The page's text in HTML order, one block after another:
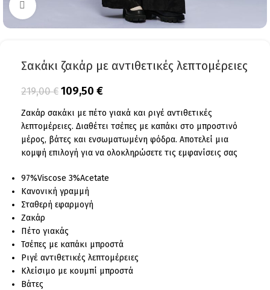
Click to enlarge
Σακάκι ζακάρ με αντιθετικές λεπτομέρειες
219,00€ 109,50 €
Ζακάρ σακάκι με πέτο γιακά και ριγέ αντιθετικές
λεπτομέρειες. Διαθέτει τσέπες με καπάκι στο μπροστινό
μέρος, βάτες και ενσωματωμένη φόδρα. Αποτελεί μια
κομψή επιλογή για να ολοκληρώσετε τις εμφανίσεις σας
97%Viscose 3%Acetate
Κανονική γραμμή
Σταθερή εφαρμογή
Ζακάρ
Πέτο γιακάς
Τσέπες με καπάκι μπροστά
Ριγέ αντιθετικές λεπτομέρειες
Κλείσιμο με κουμπί μπροστά
Βάτες